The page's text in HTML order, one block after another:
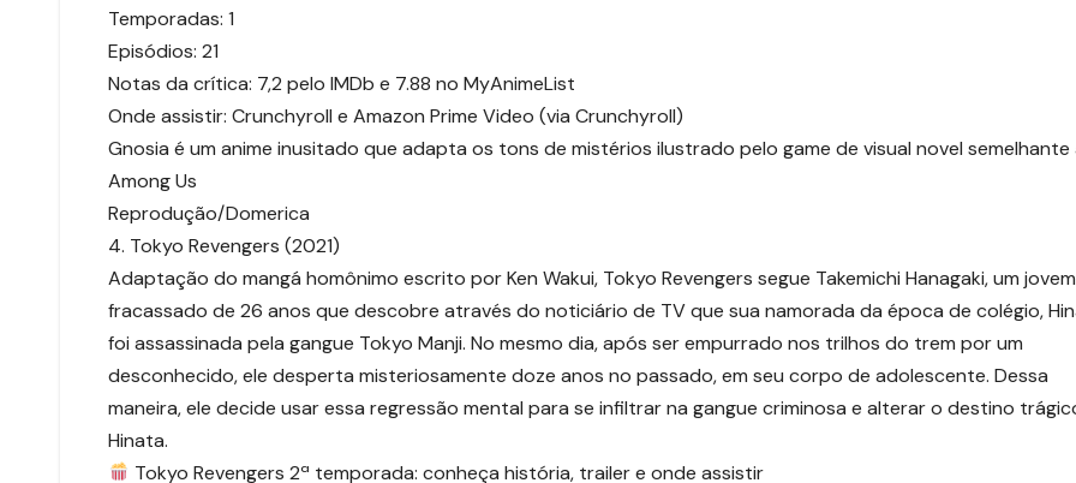
Temporadas: 1
Episódios: 21
Notas da crítica: 7,2 pelo IMDb e 7.88 no MyAnimeList
Onde assistir: Crunchyroll e Amazon Prime Video (via Crunchyroll)
Gnosia é um anime inusitado que adapta os tons de mistérios ilustrado pelo game de visual novel semelhante
Among Us
Reprodução/Domerica
4. Tokyo Revengers (2021)
Adaptação do mangá homônimo escrito por Ken Wakui, Tokyo Revengers segue Takemichi Hanagaki, um jovem
fracassado de 26 anos que descobre através do noticiário de TV que sua namorada da época de colégio,
foi assassinada pela gangue Tokyo Manji. No mesmo dia, após ser empurrado nos trilhos do trem por um
desconhecido, ele desperta misteriosamente doze anos no passado, em seu corpo de adolescente. Dessa
maneira, ele decide usar essa regressão mental para se infiltrar na gangue criminosa e alterar o destino
Hinata.
Tokyo Revengers 2ª temporada: conheça história, trailer e onde assistir